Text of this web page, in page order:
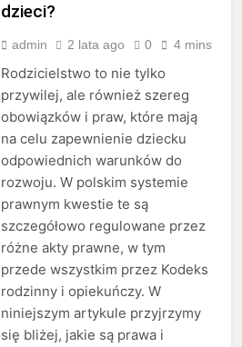
dzieci?
admin 2 lata ago 0 4 mins
Rodzicielstwo to nie tylko
przywilej, ale również szereg
obowiązków i praw, które mają
na celu zapewnienie dziecku
odpowiednich warunków do
rozwoju. W polskim systemie
prawnym kwestie te są
szczegółowo regulowane przez
różne akty prawne, w tym
przede wszystkim przez Kodeks
rodzinny i opiekuńczy. W
niniejszym artykule przyjrzymy
się bliżej, jakie są prawa i